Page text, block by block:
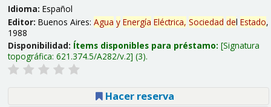
Idioma: Español
Editor: Buenos Aires: Agua y Energía Eléctrica, Sociedad del Estado,
1988
Disponibilidad: Ítems disponibles para préstamo: Signatura
topográfica: 621.374.5/A282/v.2 (3).
Hacer reserva